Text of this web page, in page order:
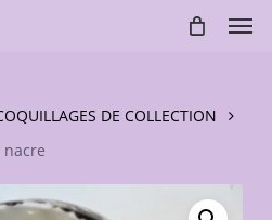
DE COLLECTION